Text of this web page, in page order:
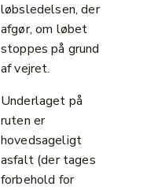
løbsledelsen, der
afgør, om løbet
stoppes på grund
af vejret.
Underlaget på
ruten er
hovedsageligt
asfalt (der tages
forbehold for